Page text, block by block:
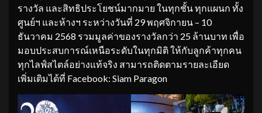
รางวัล และสิทธิประโยชน์มากมาย ในทุกชั้น ทุกแผนก ทั้ง
ศูนย์ฯ และห้างฯ ระหว่างวันที่ 29 พฤศจิกายน – 10
ธันวาคม 2568 รวมมูลค่าของรางวัลกว่า 25 ล้านบาท เพื่อ
มอบประสบการณ์เหนือระดับในทุกมิติ ให้กับลูกค้าทุกคน
ทุกไลฟ์สไตล์อย่างแท้จริง สามารถติดตามรายละเอียด
เพิ่มเติมได้ที่ Facebook: Siam Paragon